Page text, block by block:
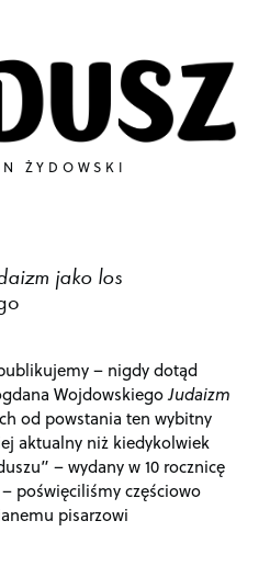
ŻYDOWSKI
jako los
– nigdy dotąd
WojdowskiegoJudaizm
od powstania ten wybitny
aktualny niż kiedykolwiek
– wydany w 10 rocznicę
poświęciliśmy częściowo
pisarzowi